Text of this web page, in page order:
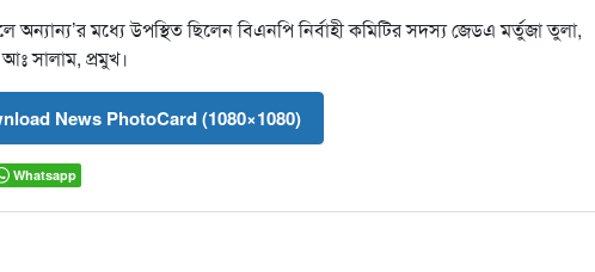
মধ্যে উপস্থিত ছিলেন বিএনপি নির্বাহী কমিটির সদস্য জেডএ মর্তুজা তুলা,
সালাম, প্রমুখ।
News PhotoCard (1080×1080)
Whatsapp